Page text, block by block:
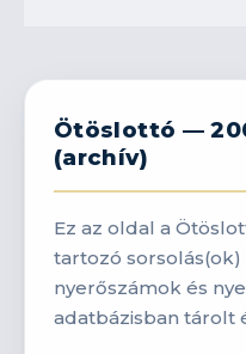
Ötöslottó —
(archív)
Ez az oldal a
tartozó
nyerőszámok és
adatbázisban tárolt